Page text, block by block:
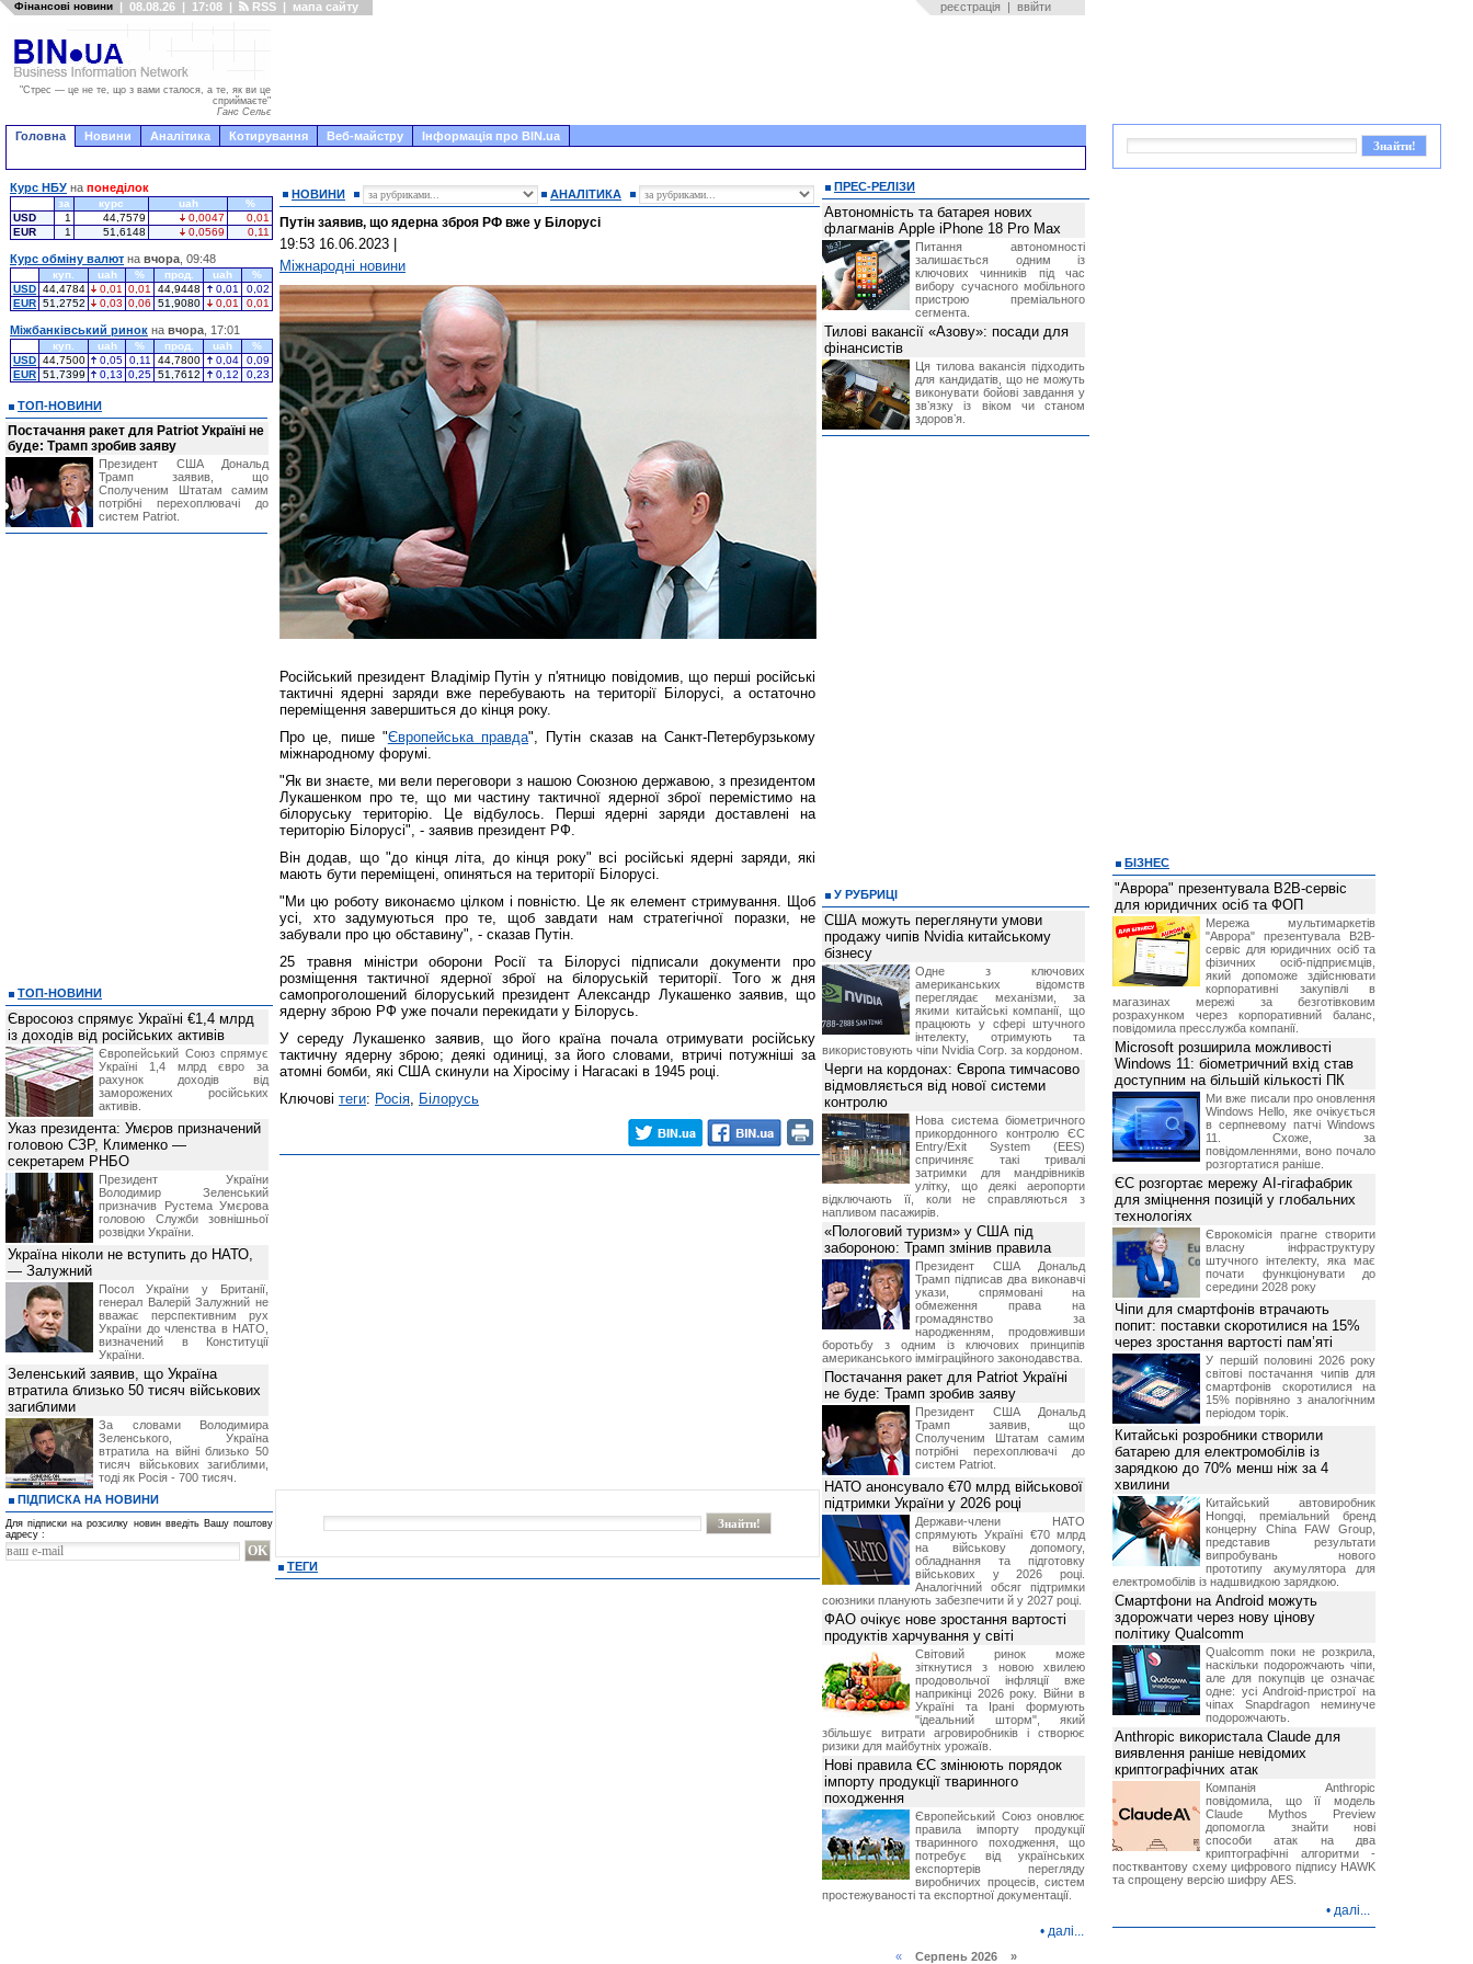
Фінансові новини | 08.08.26 | 17:08 | RSS | мапа сайту реєстрація | ввійти
"Стрес — це не те, що з вами сталося, а те, як ви це
сприймаєте"
Ганс Сельє
Головна Новини Аналітика Котирування Веб-майстру Інформація про BIN.ua
НОВИНИ АНАЛІТИКА
Путін заявив, що ядерна зброя РФ вже у Білорусі
19:53 16.06.2023
Міжнародні новини
Російський президент Владімір Путін у п'ятницю повідомив, що перші російські
тактичні ядерні заряди вже перебувають на території Білорусі, а остаточно
переміщення завершиться до кінця року.
Про це, пише "Європейська правда", Путін сказав на Санкт-Петербурзькому
міжнародному форумі.
"Як ви знаєте, ми вели переговори з нашою Союзною державою, з президентом
Лукашенком про те, що ми частину тактичної ядерної зброї перемістимо на
білоруську територію. Це відбулось. Перші ядерні заряди доставлені на
територію Білорусі", - заявив президент РФ.
Він додав, що "до кінця літа, до кінця року" всі російські ядерні заряди, які
мають бути переміщені, опиняться на території Білорусі.
"Ми цю роботу виконаємо цілком і повністю. Це як елемент стримування. Щоб
усі, хто задумуються про те, щоб завдати нам стратегічної поразки, не
забували про цю обставину", - сказав Путін.
25 травня міністри оборони Росії та Білорусі підписали документи про
розміщення тактичної ядерної зброї на білоруській території. Того ж дня
самопроголошений білоруський президент Александр Лукашенко заявив, що
ядерну зброю РФ уже почали перекидати у Білорусь.
У середу Лукашенко заявив, що його країна почала отримувати російську
тактичну ядерну зброю; деякі одиниці, за його словами, втричі потужніші за
атомні бомби, які США скинули на Хіросіму і Нагасакі в 1945 році.
Ключові теги: Росія, Білорусь
ТЕГИ
Курс НБУ на понеділок
за курс uah
%
USD
1 44,7579 0,0047
0,01
EUR
1 51,6148 0,0569 0,11
Курс обміну валют на вчора , 09:48
куп. uah % прод. uah
%
USD 44,4784 0,01 0,01 44,9448 0,01
0,02
EUR 51,2752 0,03 0,06 51,9080 0,01 0,01
Міжбанківський ринок на вчора , 17:01
куп. uah % прод. uah
%
USD 44,7500 0,05 0,11 44,7800 0,04
0,09
EUR 51,7399 0,13 0,25 51,7612 0,12 0,23
ТОП-НОВИНИ
Постачання ракет для Patriot Україні не
буде: Трамп зробив заяву
Президент США Дональд
Трамп заявив, що
Сполученим Штатам самим
потрібні перехоплювачі до
систем Patriot.
ТОП-НОВИНИ
Євросоюз спрямує Україні €1,4 млрд
із доходів від російських активів
Європейський Союз спрямує
Україні 1,4 млрд євро за
рахунок доходів від
заморожених російських
активів.
Указ президента: Умєров призначений
головою СЗР, Клименко —
секретарем РНБО
Президент України
Володимир Зеленський
призначив Pустема Умєрова
головою Служби зовнішньої
розвідки України.
Україна ніколи не вступить до НАТО,
— Залужний
Посол України у Британії,
генерал Валерій Залужний не
вважає перспективним рух
України до членства в НАТО,
визначений в Конституції
України.
Зеленський заявив, що Україна
втратила близько 50 тисяч військових
загиблими
За словами Володимира
Зеленського, Україна
втратила на війні близько 50
тисяч військових загиблими,
тоді як Росія - 700 тисяч.
ПІДПИСКА НА НОВИНИ
Для підписки на розсилку новин введіть Вашу поштову
адресу :
ПРЕС-РЕЛІЗИ
Автономність та батарея нових
флагманів Apple iPhone 18 Pro Max
Питання автономності
залишається одним із
ключових чинників під час
вибору сучасного мобільного
пристрою преміального
сегмента.
Тилові вакансії «Азову»: посади для
фінансистів
Ця тилова вакансія підходить
для кандидатів, що не можуть
виконувати бойові завдання у
звʼязку із віком чи станом
здоровʼя.
У РУБРИЦІ
США можуть переглянути умови
продажу чипів Nvidia китайському
бізнесу
Одне з ключових
американських відомств
переглядає механізми, за
якими китайські компанії, що
працюють у сфері штучного
інтелекту, отримують та
використовують чіпи Nvidia Corp. за кордоном.
Черги на кордонах: Європа тимчасово
відмовляється від нової системи
контролю
Нова система біометричного
прикордонного контролю ЄС
Entry/Exit System (EES)
спричиняє такі тривалі
затримки для мандрівників
улітку, що деякі аеропорти
відключають її, коли не справляються з
напливом пасажирів.
«Пологовий туризм» у США під
забороною: Трамп змінив правила
Президент США Дональд
Трамп підписав два виконавчі
укази, спрямовані на
обмеження права на
громадянство за
народженням, продовживши
боротьбу з одним із ключових принципів
американського імміграційного законодавства.
Постачання ракет для Patriot Україні
не буде: Трамп зробив заяву
Президент США Дональд
Трамп заявив, що
Сполученим Штатам самим
потрібні перехоплювачі до
систем Patriot.
НАТО анонсувало €70 млрд військової
підтримки України у 2026 році
Держави-члени НАТО
спрямують Україні €70 млрд
на військову допомогу,
обладнання та підготовку
військових у 2026 році.
Аналогічний обсяг підтримки
союзники планують забезпечити й у 2027 році.
ФАО очікує нове зростання вартості
продуктів харчування у світі
Світовий ринок може
зіткнутися з новою хвилею
продовольчої інфляції вже
наприкінці 2026 року. Війни в
Україні та Ірані формують
"ідеальний шторм", який
збільшує витрати агровиробників і створює
ризики для майбутніх урожаїв.
Нові правила ЄС змінюють порядок
імпорту продукції тваринного
походження
Європейський Союз оновлює
правила імпорту продукції
тваринного походження, що
потребує від українських
експортерів перегляду
виробничих процесів, систем
простежуваності та експортної документації.
• далі...
«Серпень 2026 »
БІЗНЕС
"Аврора" презентувала B2B-сервіс
для юридичних осіб та ФОП
Мережа мультимаркетів
"Аврора" презентувала B2B-
сервіс для юридичних осіб та
фізичних осіб-підприємців,
який допоможе здійснювати
корпоративні закупівлі в
магазинах мережі за безготівковим
розрахунком через корпоративний баланс,
повідомила пресслужба компанії.
Microsoft розширила можливості
Windows 11: біометричний вхід став
доступним на більшій кількості ПК
Ми вже писали про оновлення
Windows Hello, яке очікується
в серпневому патчі Windows
11. Схоже, за
повідомленнями, воно почало
розгортатися раніше.
ЄС розгортає мережу AI-гігафабрик
для зміцнення позицій у глобальних
технологіях
Єврокомісія прагне створити
власну інфраструктуру
штучного інтелекту, яка має
почати функціонувати до
середини 2028 року
Чіпи для смартфонів втрачають
попит: поставки скоротилися на 15%
через зростання вартості пам’яті
У першій половині 2026 року
світові постачання чипів для
смартфонів скоротилися на
15% порівняно з аналогічним
періодом торік.
Китайські розробники створили
батарею для електромобілів із
зарядкою до 70% менш ніж за 4
хвилини
Китайський автовиробник
Hongqi, преміальний бренд
концерну China FAW Group,
представив результати
випробувань нового
прототипу акумулятора для
електромобілів із надшвидкою зарядкою.
Смартфони на Android можуть
здорожчати через нову цінову
політику Qualcomm
Qualcomm поки не розкрила,
наскільки подорожчають чіпи,
але для покупців це означає
одне: усі Android-пристрої на
чіпах Snapdragon неминуче
подорожчають.
Anthropic використала Claude для
виявлення раніше невідомих
криптографічних атак
Компанія Anthropic
повідомила, що її модель
Claude Mythos Preview
допомогла знайти нові
способи атак на два
криптографічні алгоритми -
постквантову схему цифрового підпису HAWK
та спрощену версію шифру AES.
• далі...